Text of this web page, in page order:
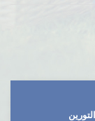
التورين